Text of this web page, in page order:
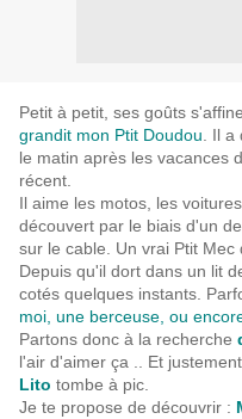
Petit à petit, ses goûts
grandit mon Ptit Doudou . Il
le matin après les vacances
récent.
Il aime les motos, les
découvert par le biais d'un
sur le cable. Un vrai Ptit Mec
Depuis qu'il dort dans un lit
cotés quelques instants.
moi, une berceuse, ou
Partons donc à la recherche
l'air d'aimer ça .. Et
Lito tombe à pic.
Je te propose de découvrir :